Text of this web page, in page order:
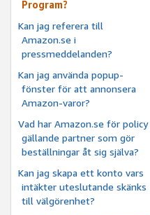
Program?
Kan jag referera till
Amazon.se i
pressmeddelanden?
Kan jag använda popup-
fönster för att annonsera
Amazon-varor?
Vad har Amazon.se för policy
gällande partner som gör
beställningar åt sig själva?
Kan jag skapa ett konto vars
intäkter uteslutande skänks
till välgörenhet?